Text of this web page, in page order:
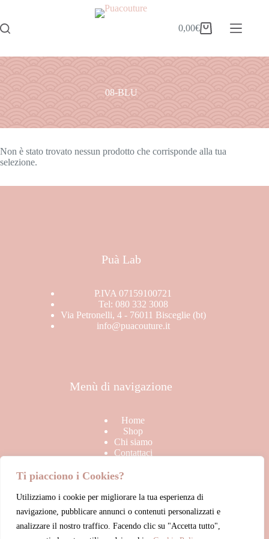
Ti piacciono i Cookies?
Utilizziamo i cookie per migliorare la tua esperienza di
navigazione, pubblicare annunci o contenuti personalizzati e
analizzare il nostro traffico. Facendo clic su "Accetta tutto",
0,00€
08-BLU
Non è stato trovato nessun prodotto che corrisponde alla tua
selezione.
Puà Lab
P.IVA 07159100721
Tel: 080 332 3008
Via Petronelli, 4 - 76011 Bisceglie (bt)
info@puacouture.it
Menù di navigazione
Home
Shop
Chi siamo
Contattaci
Link Utili